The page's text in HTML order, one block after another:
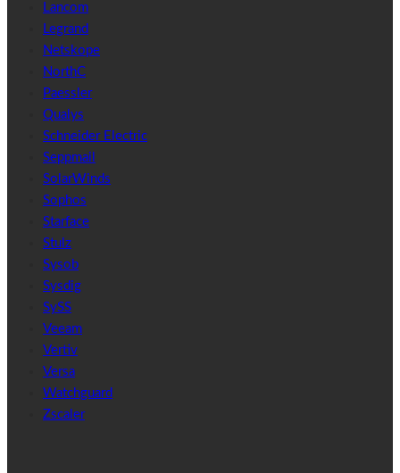
Lancom
Legrand
Netskope
NorthC
Paessler
Qualys
Schneider Electric
Seppmail
SolarWinds
Sophos
Starface
Stulz
Sysob
Sysdig
SySS
Veeam
Vertiv
Versa
Watchguard
Zscaler